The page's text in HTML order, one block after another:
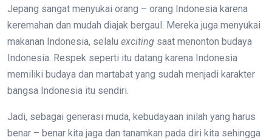
Jepang sangat menyukai orang – orang Indonesia karena
keremahan dan mudah diajak bergaul. Mereka juga menyukai
makanan Indonesia, selalu exciting saat menonton budaya
Indonesia. Respek seperti itu datang karena Indonesia
memiliki budaya dan martabat yang sudah menjadi karakter
bangsa Indonesia itu sendiri.
Jadi, sebagai generasi muda, kebudayaan inilah yang harus
benar – benar kita jaga dan tanamkan pada diri kita sehingga